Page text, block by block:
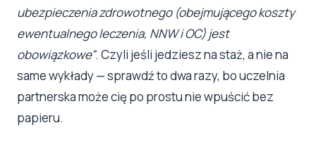
ubezpieczenia zdrowotnego (obejmującego koszty
ewentualnego leczenia, NNW i OC) jest
obowiązkowe”. Czyli jeśli jedziesz na staż, a nie na
same wykłady — sprawdź to dwa razy, bo uczelnia
partnerska może cię po prostu nie wpuścić bez
papieru.